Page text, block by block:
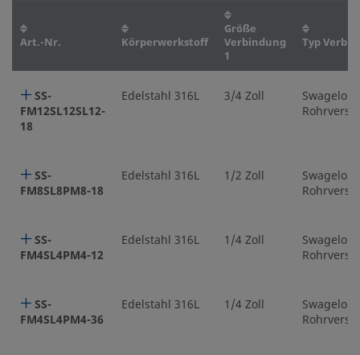
Art.-Nr. Körperwerkstoff
Größe
Verbindung
1
Typ
SS-
FM12SL12SL12-
18
Edelstahl 316L 3/4 Zoll
SS-
FM8SL8PM8-18
Edelstahl 316L 1/2 Zoll
SS-
FM4SL4PM4-12
Edelstahl 316L 1/4 Zoll
SS-
FM4SL4PM4-36
Edelstahl 316L 1/4 Zoll